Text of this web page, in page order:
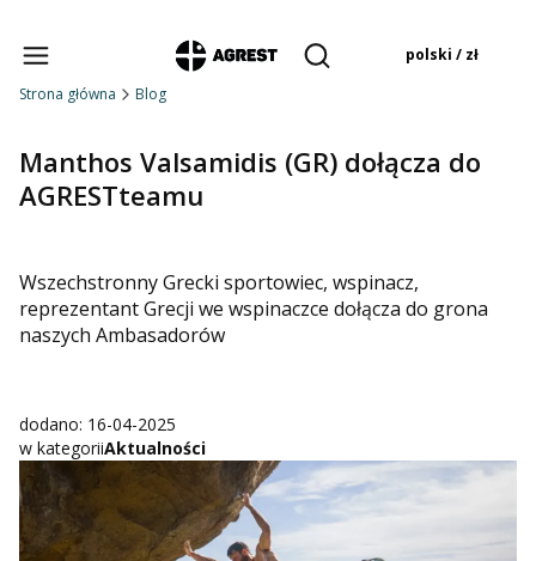
Otwórz wyszukiwarkę
Produkty w
polski / zł
Strona główna
Blog
Manthos Valsamidis (GR) dołącza do
AGRESTteamu
Wszechstronny Grecki sportowiec, wspinacz,
reprezentant Grecji we wspinaczce dołącza do grona
naszych Ambasadorów
dodano: 16-04-2025
w kategoriiAktualności